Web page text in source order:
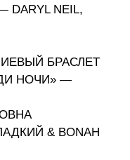
DARYL NEIL,
БРАСЛЕТ
НОЧИ» —
& BONAH